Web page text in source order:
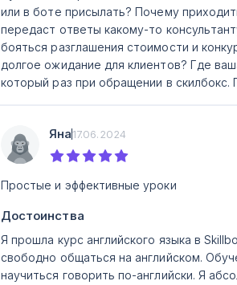
или в боте присылать? Почему
передаст ответы какому-то
бояться разглашения стоимости и
долгое ожидание для клиентов? Где
который раз при обращении в
Яна17.06.2024
Простые и эффективные уроки
Достоинства
Я прошла курс английского языка в
свободно общаться на английском.
научиться говорить по-английски. Я